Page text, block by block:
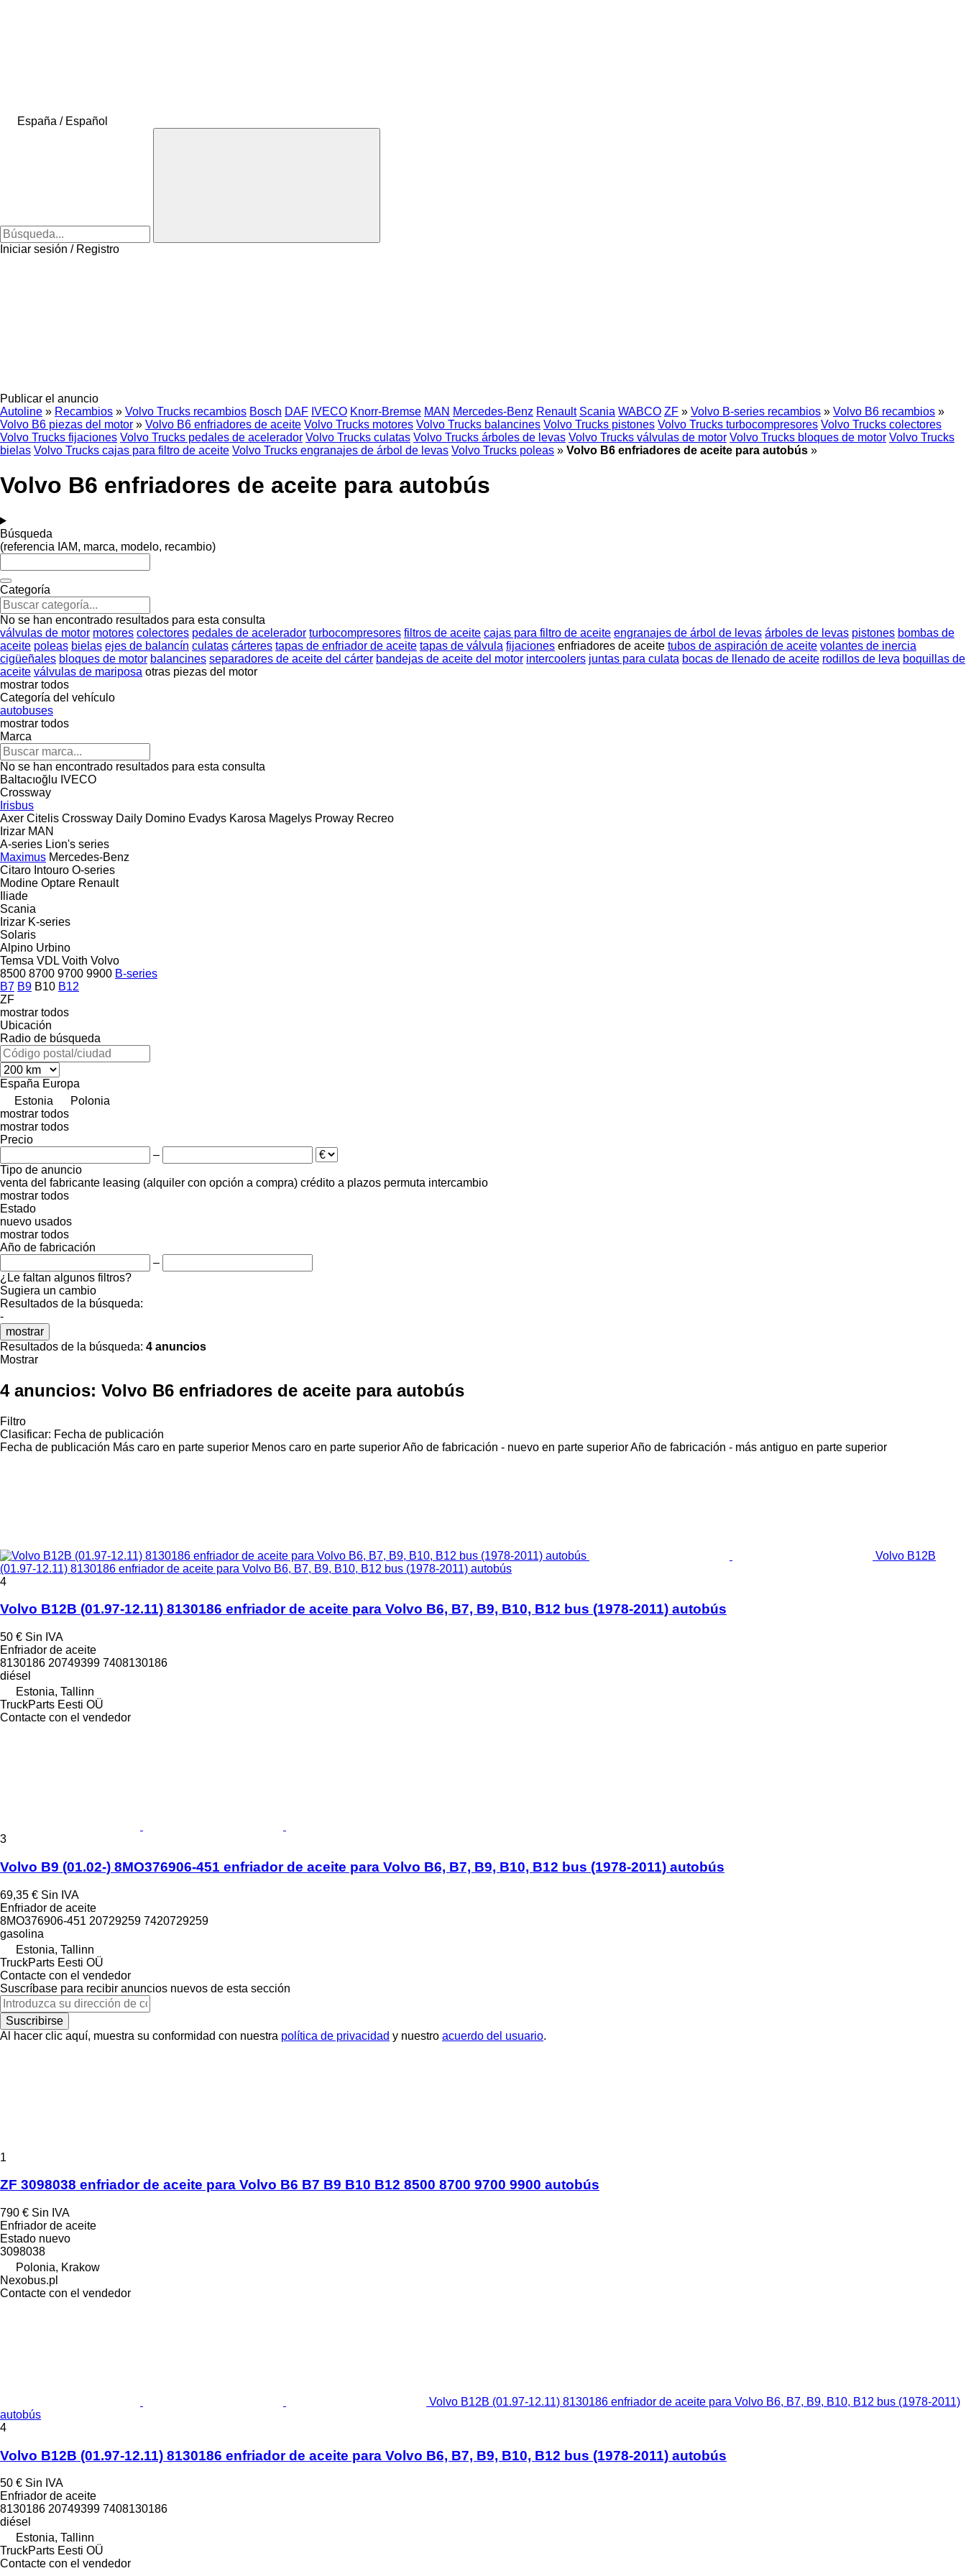
España / Español
Iniciar sesión / Registro
Publicar el anuncio
Autoline » Recambios » Volvo Trucks recambios Bosch DAF IVECO Knorr-Bremse MAN Mercedes-Benz Renault Scania WABCO ZF » Volvo B-series recambios » Volvo B6 recambios »
Volvo B6 piezas del motor » Volvo B6 enfriadores de aceite Volvo Trucks motores Volvo Trucks balancines Volvo Trucks pistones Volvo Trucks turbocompresores Volvo Trucks colectores
Volvo Trucks fijaciones Volvo Trucks pedales de acelerador Volvo Trucks culatas Volvo Trucks árboles de levas Volvo Trucks válvulas de motor Volvo Trucks bloques de motor Volvo Trucks
bielas Volvo Trucks cajas para filtro de aceite Volvo Trucks engranajes de árbol de levas Volvo Trucks poleas » Volvo B6 enfriadores de aceite para autobús »
Volvo B6 enfriadores de aceite para autobús
Búsqueda
(referencia IAM, marca, modelo, recambio)
Categoría
No se han encontrado resultados para esta consulta
válvulas de motor motores colectores pedales de acelerador turbocompresores filtros de aceite cajas para filtro de aceite engranajes de árbol de levas árboles de levas pistones bombas de
aceite poleas bielas ejes de balancín culatas cárteres tapas de enfriador de aceite tapas de válvula fijaciones enfriadores de aceite tubos de aspiración de aceite volantes de inercia
cigüeñales bloques de motor balancines separadores de aceite del cárter bandejas de aceite del motor intercoolers juntas para culata bocas de llenado de aceite rodillos de leva boquillas de
aceite válvulas de mariposa otras piezas del motor
mostrar todos
Categoría del vehículo
autobuses
mostrar todos
Marca
No se han encontrado resultados para esta consulta
Baltacıoğlu IVECO
Crossway
Irisbus
Axer Citelis Crossway Daily Domino Evadys Karosa Magelys Proway Recreo
Irizar MAN
A-series Lion's series
Maximus Mercedes-Benz
Citaro Intouro O-series
Modine Optare Renault
Iliade
Scania
Irizar K-series
Solaris
Alpino Urbino
Temsa VDL Voith Volvo
8500 8700 9700 9900 B-series
B7 B9 B10 B12
ZF
mostrar todos
Ubicación
Radio de búsqueda
España Europa
Estonia
Polonia
mostrar todos
mostrar todos
Precio
–
Tipo de anuncio
venta del fabricante leasing (alquiler con opción a compra) crédito a plazos permuta intercambio
mostrar todos
Estado
nuevo usados
mostrar todos
Año de fabricación
–
¿Le faltan algunos filtros?
Sugiera un cambio
Resultados de la búsqueda:
-
mostrar
Resultados de la búsqueda: 4 anuncios
Mostrar
4 anuncios: Volvo B6 enfriadores de aceite para autobús
Filtro
Clasificar: Fecha de publicación
Fecha de publicación Más caro en parte superior Menos caro en parte superiorAño de fabricación - nuevo en parte superiorAño de fabricación - más antiguo en parte superior
Volvo B12B
(01.97-12.11) 8130186 enfriador de aceite para Volvo B6, B7, B9, B10, B12 bus (1978-2011) autobús
4
Volvo B12B (01.97-12.11) 8130186 enfriador de aceite para Volvo B6, B7, B9, B10, B12 bus (1978-2011) autobús
50 € Sin IVA
Enfriador de aceite
8130186 20749399 7408130186
diésel
Estonia, Tallinn
TruckParts Eesti OÜ
Contacte con el vendedor
3
Volvo B9 (01.02-) 8MO376906-451 enfriador de aceite para Volvo B6, B7, B9, B10, B12 bus (1978-2011) autobús
69,35 € Sin IVA
Enfriador de aceite
8MO376906-451 20729259 7420729259
gasolina
Estonia, Tallinn
TruckParts Eesti OÜ
Contacte con el vendedor
Suscríbase para recibir anuncios nuevos de esta sección
Suscribirse
Al hacer clic aquí, muestra su conformidad con nuestra política de privacidad y nuestro acuerdo del usuario.
1
ZF 3098038 enfriador de aceite para Volvo B6 B7 B9 B10 B12 8500 8700 9700 9900 autobús
790 € Sin IVA
Enfriador de aceite
Estado nuevo
3098038
Polonia, Krakow
Nexobus.pl
Contacte con el vendedor
Volvo B12B (01.97-12.11) 8130186 enfriador de aceite para Volvo B6, B7, B9, B10, B12 bus (1978-2011)
autobús
4
Volvo B12B (01.97-12.11) 8130186 enfriador de aceite para Volvo B6, B7, B9, B10, B12 bus (1978-2011) autobús
50 € Sin IVA
Enfriador de aceite
8130186 20749399 7408130186
diésel
Estonia, Tallinn
TruckParts Eesti OÜ
Contacte con el vendedor